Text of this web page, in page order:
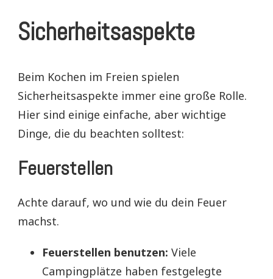
Sicherheitsaspekte
Beim Kochen im Freien spielen
Sicherheitsaspekte immer eine große Rolle.
Hier sind einige einfache, aber wichtige
Dinge, die du beachten solltest:
Feuerstellen
Achte darauf, wo und wie du dein Feuer
machst.
Feuerstellen benutzen: Viele
Campingplätze haben festgelegte